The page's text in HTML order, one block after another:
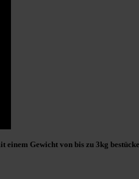
Gewicht von bis zu 3kg